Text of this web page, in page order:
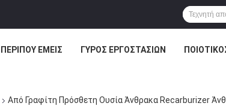
ΠΕΡΊΠΟΥ ΕΜΕΊΣ ΓΎΡΟΣ ΕΡΓΟΣΤΑΣΊΩΝ
Από Γραφίτη Πρόσθετη Ουσία Άνθρακα Recarburizer